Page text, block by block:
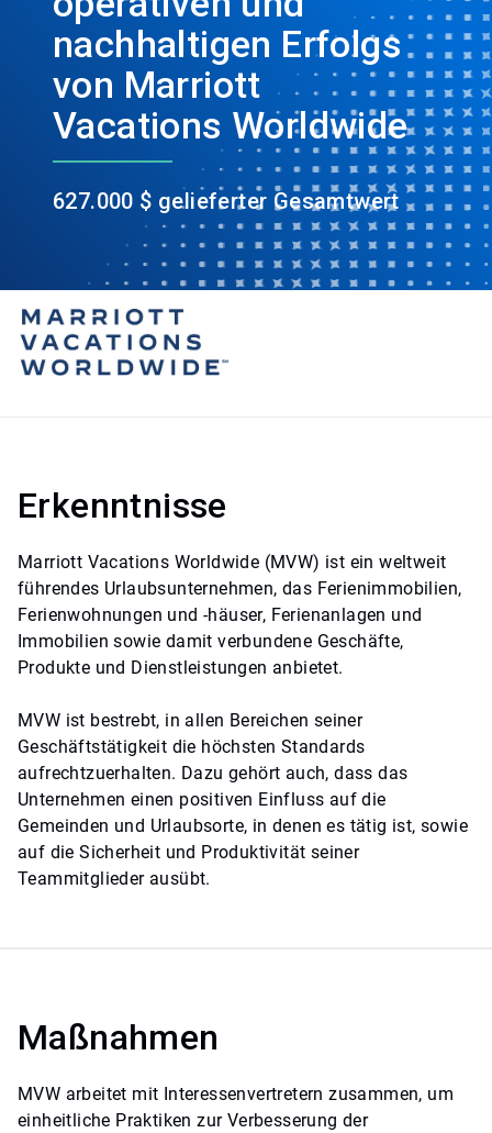
nachhaltigen Erfolgs
von Marriott
Vacations Worldwide
627.000 $ gelieferter Gesamtwert
Erkenntnisse
Marriott Vacations Worldwide (MVW) ist ein weltweit
führendes Urlaubsunternehmen, das Ferienimmobilien,
Ferienwohnungen und -häuser, Ferienanlagen und
Immobilien sowie damit verbundene Geschäfte,
Produkte und Dienstleistungen anbietet.
MVW ist bestrebt, in allen Bereichen seiner
Geschäftstätigkeit die höchsten Standards
aufrechtzuerhalten.​​​​​​​ Dazu gehört auch, dass das
Unternehmen einen positiven Einfluss auf die
Gemeinden und Urlaubsorte, in denen es tätig ist, sowie
auf die Sicherheit und Produktivität seiner
Teammitglieder ausübt.
Maßnahmen
MVW arbeitet mit Interessenvertretern zusammen, um
einheitliche Praktiken zur Verbesserung der